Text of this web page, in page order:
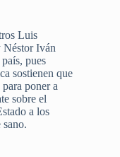
Luis
Néstor Iván
pues
sostienen que
poner a
sobre el
a los
sano.